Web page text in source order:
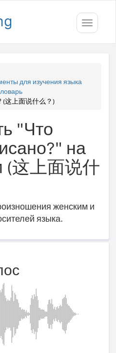
Toggle
для изучения языка
(这上面说什么？)
"Что
на
(这上面说什
женским и
языка.